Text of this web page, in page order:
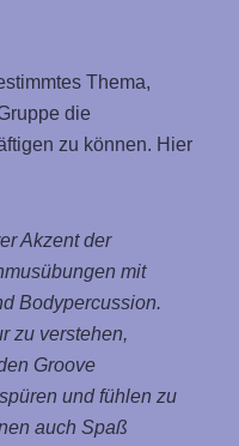
Thema,
die
zu können. Hier
Akzent der
mit
Bodypercussion.
zu verstehen,
Groove
und fühlen zu
auch Spaß